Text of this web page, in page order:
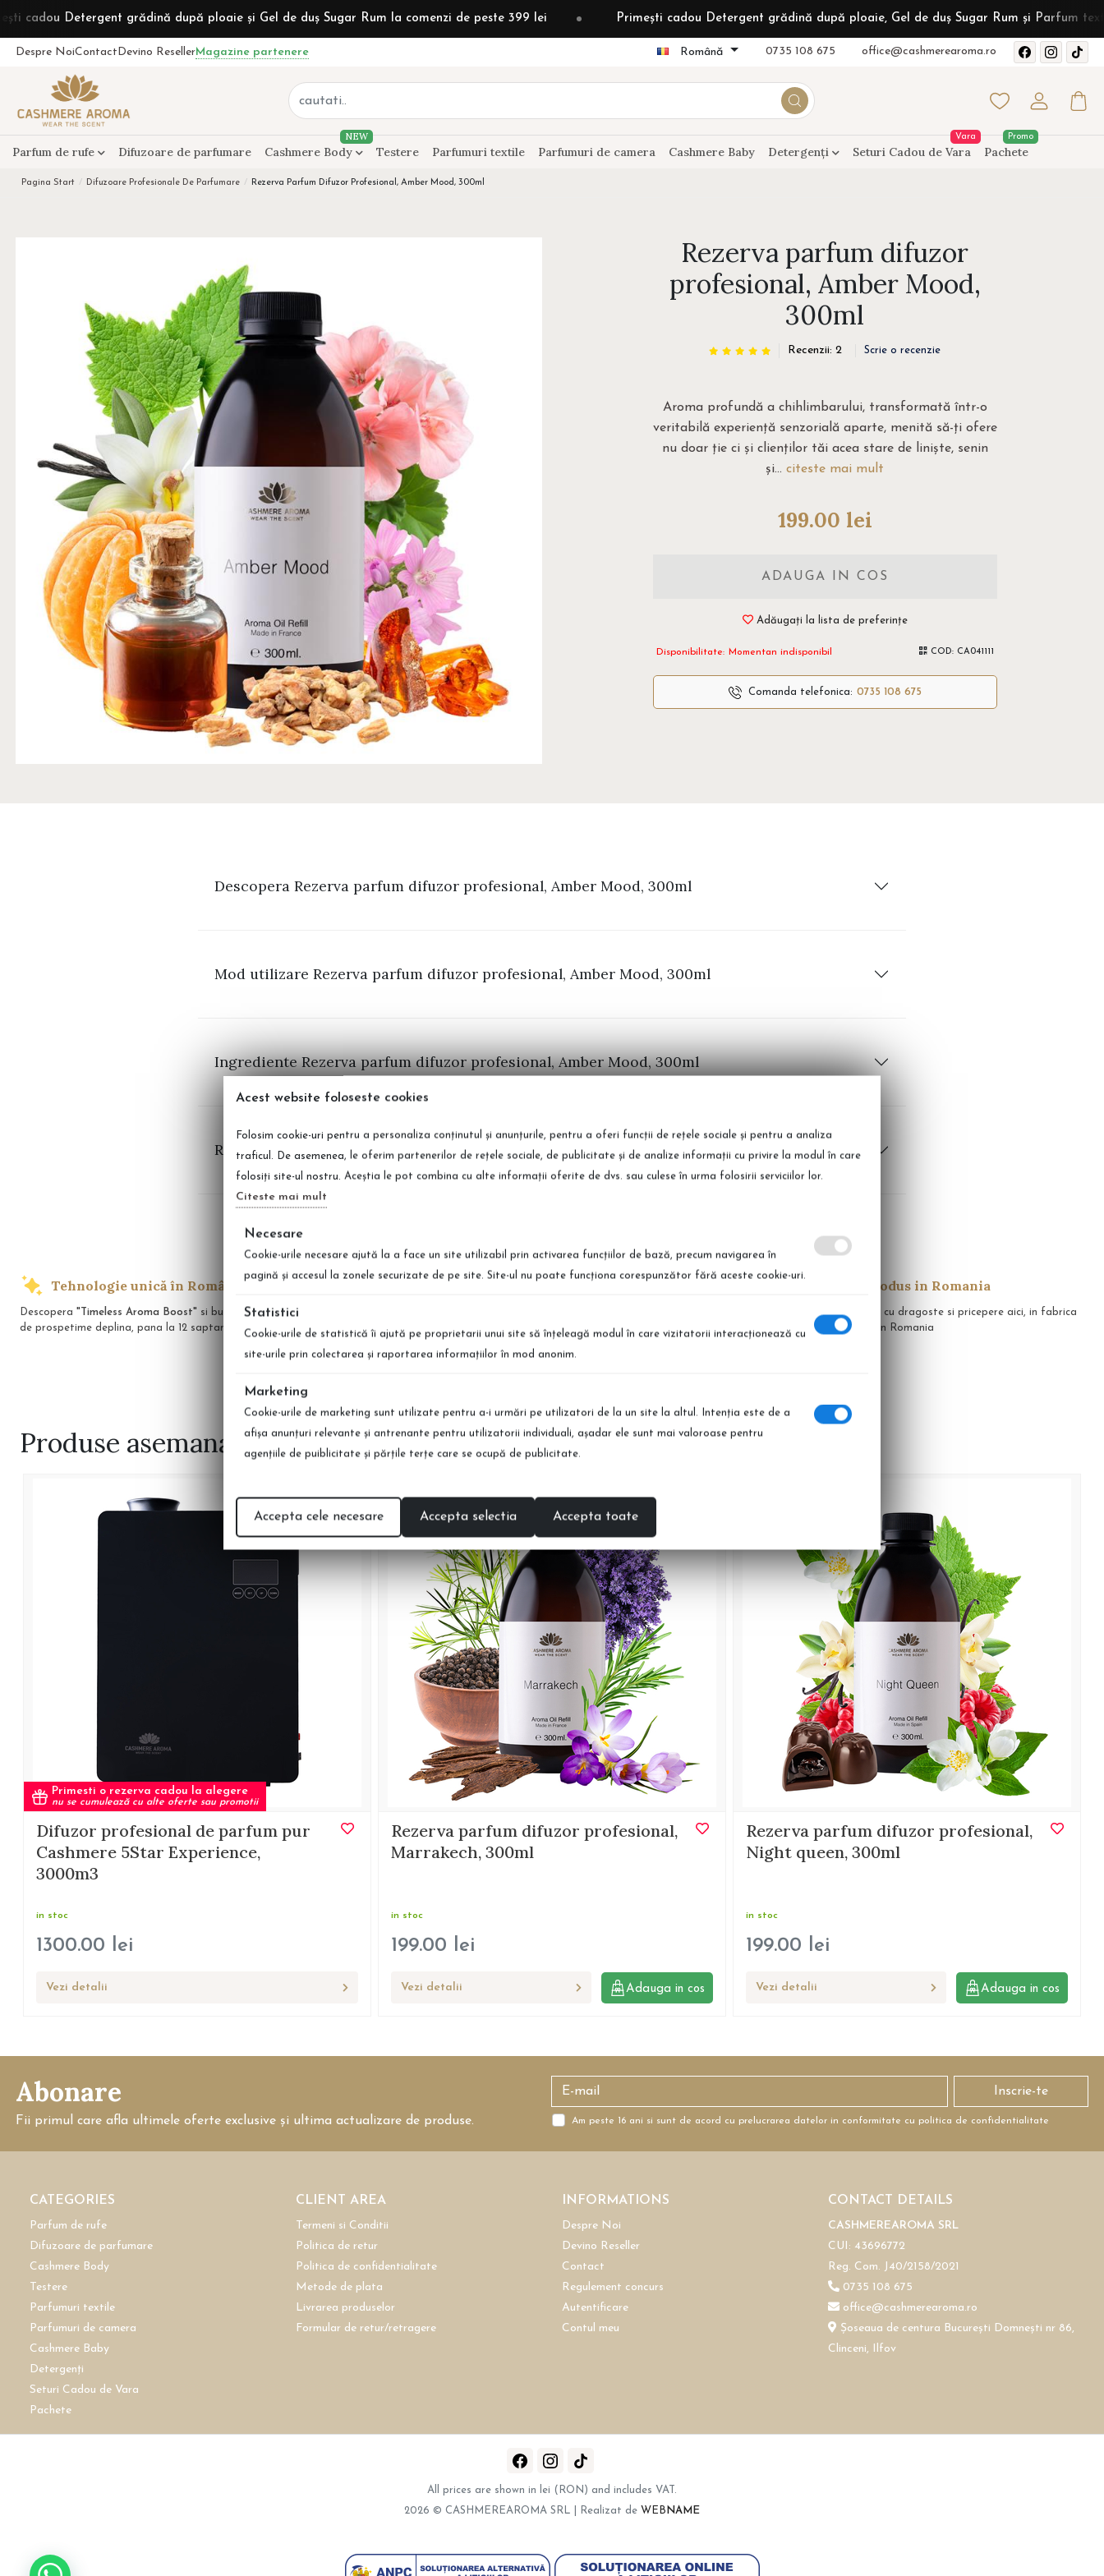
grădină după ploaie și Gel de duș Sugar Rum la comenzi de peste 399 lei Primești cadou Detergent grădină după ploaie, Gel de duș Sugar Rum și Parfum textil
Despre NoiContact Devino ResellerMagazine partenere Română 0735 108 675 office@cashmerearoma.ro
Parfum de rufe Difuzoare de parfumare Cashmere Body
NEW
Testere Parfumuri textile Parfumuri de camera Cashmere Baby Detergenți Seturi Cadou de Vara
Vara
Pachete
Promo
Pagina Start Difuzoare Profesionale De Parfumare Rezerva Parfum Difuzor Profesional, Amber Mood, 300ml
Rezerva parfum difuzor
profesional, Amber Mood,
300ml
Recenzii: 2 Scrie o recenzie
Aroma profundă a chihlimbarului, transformată într-o
veritabilă experiență senzorială aparte, menită să-ți ofere
nu doar ție ci și clienților tăi acea stare de liniște, senin
și...citeste mai mult
199.00 lei
ADAUGA IN COS
Adăugați la lista de preferințe
Disponibilitate: Momentan indisponibil COD: CA041111
Comanda telefonica: 0735 108 675
Descopera Rezerva parfum difuzor profesional, Amber Mood, 300ml
Mod utilizare Rezerva parfum difuzor profesional, Amber Mood, 300ml
Ingrediente Rezerva parfum difuzor profesional, Amber Mood, 300ml
Recenzii Rezerva parfum difuzor profesional, Amber Mood, 300ml
Tehnologie unică în România
Descopera "Timeless Aroma Boost" si bucura-te
de prospetime deplina, pana la 12 saptamani!
Transport International
Indiferent unde te afli, poti comanda produsele
preferate cu livrare in Europa
Retur Simplu
Detalii
Produs in Romania
Realizate cu dragoste si pricepere aici, in fabrica
noastra, in Romania
Produse asemanatoare
Primesti o rezerva cadou la alegere
nu se cumulează cu alte oferte sau promotii
Difuzor profesional de parfum pur
Cashmere 5Star Experience,
3000m3
in stoc
1300.00 lei
Vezi detalii
Rezerva parfum difuzor profesional,
Marrakech, 300ml
in stoc
199.00 lei
Vezi detalii Adauga in cos
Rezerva parfum difuzor profesional,
Night queen, 300ml
in stoc
199.00 lei
Vezi detalii Adauga in cos
Abonare
Fii primul care afla ultimele oferte exclusive și ultima actualizare de produse.
Inscrie-te
Am peste 16 ani si sunt de acord cu prelucrarea datelor in conformitate cu politica de confidentialitate
CATEGORIES
Parfum de rufe
Difuzoare de parfumare
Cashmere Body
Testere
Parfumuri textile
Parfumuri de camera
Cashmere Baby
Detergenți
Seturi Cadou de Vara
Pachete
CLIENT AREA
Termeni si Conditii
Politica de retur
Politica de confidentialitate
Metode de plata
Livrarea produselor
Formular de retur/retragere
INFORMATIONS
Despre Noi
Devino Reseller
Contact
Regulement concurs
Autentificare
Contul meu
CONTACT DETAILS
CASHMEREAROMA SRL
CUI: 43696772
Reg. Com. J40/2158/2021
0735 108 675
office@cashmerearoma.ro
Șoseaua de centura București Domnești nr 86,
Clinceni, Ilfov
All prices are shown in lei (RON) and includes VAT.
2026 © CASHMEREAROMA SRL | Realizat de WEB NAME
Acest website foloseste cookies
Folosim cookie-uri pentru a personaliza conținutul și anunțurile, pentru a oferi funcții de rețele sociale și pentru a analiza
traficul. De asemenea, le oferim partenerilor de rețele sociale, de publicitate și de analize informații cu privire la modul în care
folosiți site-ul nostru. Aceștia le pot combina cu alte informații oferite de dvs. sau culese în urma folosirii serviciilor lor.
Citeste mai mult
Necesare
Cookie-urile necesare ajută la a face un site utilizabil prin activarea funcţiilor de bază, precum navigarea în
pagină şi accesul la zonele securizate de pe site. Site-ul nu poate funcţiona corespunzător fără aceste cookie-uri.
Statistici
Cookie-urile de statistică îi ajută pe proprietarii unui site să înţeleagă modul în care vizitatorii interacţionează cu
site-urile prin colectarea şi raportarea informaţiilor în mod anonim.
Marketing
Cookie-urile de marketing sunt utilizate pentru a-i urmări pe utilizatori de la un site la altul. Intenţia este de a
afişa anunţuri relevante şi antrenante pentru utilizatorii individuali, aşadar ele sunt mai valoroase pentru
agenţiile de puiblicitate şi părţile terţe care se ocupă de publicitate.
Accepta cele necesare Accepta selectia Accepta toate